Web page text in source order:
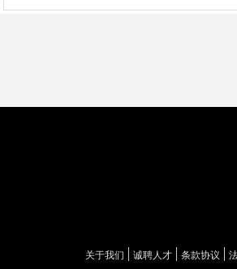
关于我们 诚聘人才 条款协议